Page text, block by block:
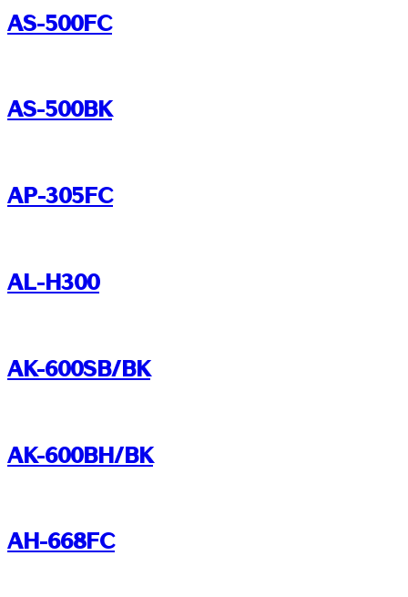
AS-500FC
AS-500BK
AP-305FC
AL-H300
AK-600SB/BK
AK-600BH/BK
AH-668FC